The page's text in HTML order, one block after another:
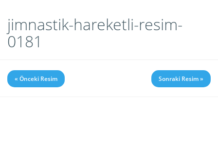
jimnastik-hareketli-resim-
0181
« Önceki Resim Sonraki Resim »